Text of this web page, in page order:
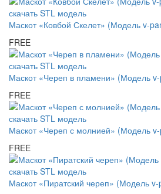
Маскот «Ковбой Скелет» (Модель v-
FREE
Маскот «Череп в пламени» (Модель
FREE
Маскот «Череп с молнией» (Модель
FREE
Маскот «Пиратский череп» (Модель